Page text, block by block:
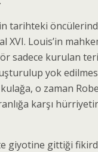
tarihteki
XVI. Louis’in
sadece kurulan
yok
o zaman
karşı
giyotine gittiği